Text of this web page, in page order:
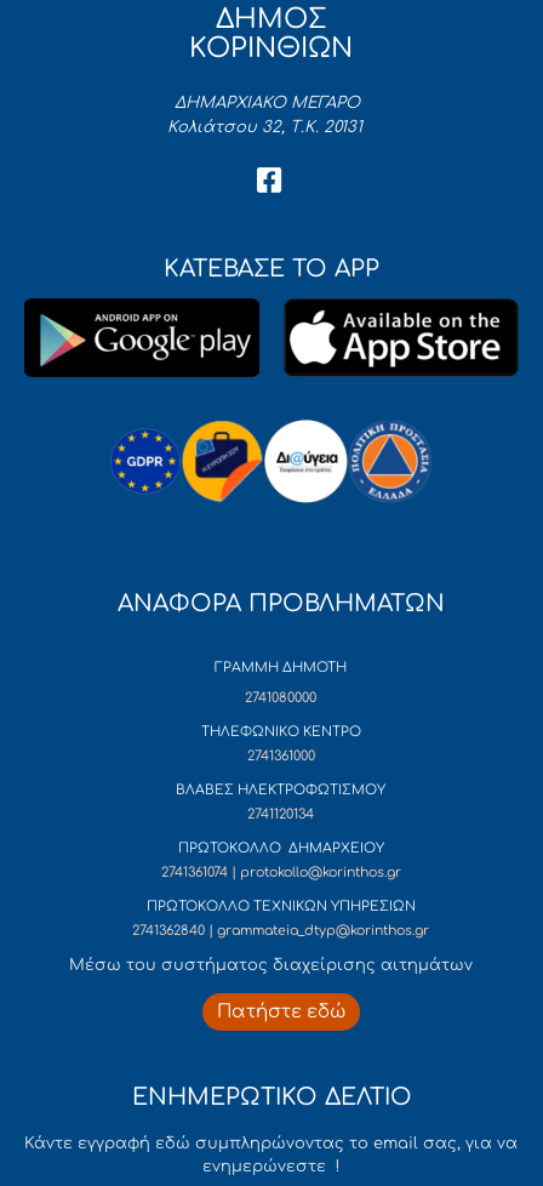
ΔΗΜΟΣ
ΚΟΡΙΝΘΙΩΝ
ΔΗΜΑΡΧΙΑΚΟ ΜΕΓΑΡΟ
Κολιάτσου 32, Τ.Κ. 20131
ΚΑΤΕΒΑΣΕ ΤΟ APP
ΑΝΑΦΟΡΑ ΠΡΟΒΛΗΜΑΤΩΝ
ΓΡΑΜΜΗ ΔΗΜΟΤΗ
2741080000
ΤΗΛΕΦΩΝΙΚΟ ΚΕΝΤΡΟ
2741361000
ΒΛΑΒΕΣ ΗΛΕΚΤΡΟΦΩΤΙΣΜΟΥ
2741120134
ΠΡΩΤΟΚΟΛΛΟ ΔΗΜΑΡΧΕΙΟΥ
2741361074 | protokollo@korinthos.gr
ΠΡΩΤΟΚΟΛΛΟ ΤΕΧΝΙΚΩΝ ΥΠΗΡΕΣΙΩΝ
2741362840 | grammateia_dtyp@korinthos.gr
Mέσω του συστήματος διαχείρισης αιτημάτων
Πατήστε εδώ
ΕΝΗΜΕΡΩΤΙΚΟ ΔΕΛΤΙΟ
Κάντε εγγραφή εδώ συμπληρώνοντας το email σας, για να
ενημερώνεστε !